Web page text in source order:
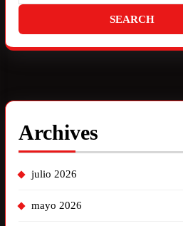
Archives
julio 2026
mayo 2026